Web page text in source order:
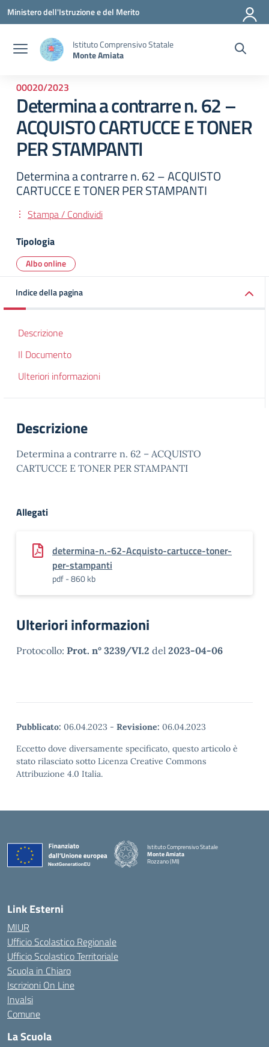
Vai ai contenuti
Vai al menu di navigazione
Vai al footer
Ministero dell'Istruzione e del Merito
Istituto Comprensivo Statale
Monte Amiata
00020/2023
Determina a contrarre n. 62 –
ACQUISTO CARTUCCE E TONER
PER STAMPANTI
Determina a contrarre n. 62 – ACQUISTO
CARTUCCE E TONER PER STAMPANTI
Stampa / Condividi
Tipologia
Albo online
Indice della pagina
Descrizione
Il Documento
Ulteriori informazioni
Descrizione
Determina a contrarre n. 62 – ACQUISTO
CARTUCCE E TONER PER STAMPANTI
Allegati
determina-n.-62-Acquisto-cartucce-toner-
per-stampanti
pdf - 860 kb
Ulteriori informazioni
Protocollo: Prot. n° 3239/VI.2 del 2023-04-06
Pubblicato: 06.04.2023 - Revisione: 06.04.2023
Eccetto dove diversamente specificato, questo articolo è
stato rilasciato sotto Licenza Creative Commons
Attribuzione 4.0 Italia.
Istituto Comprensivo Statale
Monte Amiata
Rozzano (MI)
Link Esterni
MIUR
Ufficio Scolastico Regionale
Ufficio Scolastico Territoriale
Scuola in Chiaro
Iscrizioni On Line
Invalsi
Comune
La Scuola